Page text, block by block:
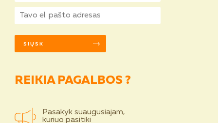
REIKIA PAGALBOS ?
Pasakyk suaugusiajam,
kuriuo pasitiki